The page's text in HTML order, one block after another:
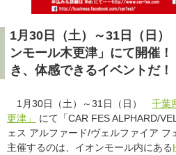
1月30日（土）～31日（日
ンモール木更津」にて開催
き、体感できるイベントだ！
1月30日（土）～31日（日） 千葉
更津」
にて「CAR FES ALPHARD/
ェス アルファード/ヴェルファイア フ
主催するのは、イオンモール内にある